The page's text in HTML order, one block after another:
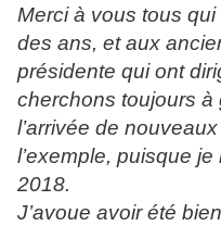
Merci à vous tous
des ans, et aux
présidente qui ont
cherchons toujours à
l’arrivée de
l’exemple, puisque
2018.
J’avoue avoir été